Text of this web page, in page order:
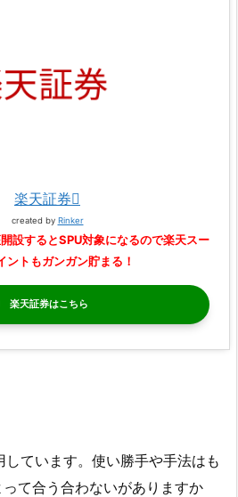
楽天証券
created by Rinker
設するとSPU対象になるので楽天スー
ントもガンガン貯まる！
楽天証券
しています。使い勝手や手法はも
て合う合わないがありますか